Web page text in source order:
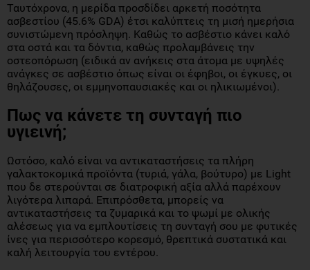
Ταυτόχρονα, η μερίδα προσδίδει αρκετή ποσότητα
ασβεστίου (45.6% GDA) έτσι καλύπτεις τη μισή ημερήσια
συνιστώμενη πρόσληψη. Καθώς το ασβέστιο κάνει καλό
στα οστά και τα δόντια, καθώς προλαμβάνεις την
οστεοπόρωση (ειδικά αν ανήκεις στα άτομα με υψηλές
ανάγκες σε ασβέστιο όπως είναι οι έφηβοι, οι έγκυες, οι
θηλάζουσες, οι εμμηνοπαυσιακές και οι ηλικιωμένοι).
Πως να κάνετε τη συνταγή πιο
υγιεινή;
Ωστόσο, καλό είναι να αντικαταστήσεις τα πλήρη
γαλακτοκομικά προϊόντα (τυριά, γάλα, βούτυρο) με Light
που δε στερούνται σε διατροφική αξία αλλά παρέχουν
λιγότερα λιπαρά. Επιπρόσθετα, μπορείς να
αντικαταστήσεις τα ζυμαρικά και το ψωμί με ολικής
αλέσεως για να εμπλουτίσεις τη συνταγή σου με φυτικές
ίνες για περισσότερο κορεσμό, θρεπτικά συστατικά και
καλή λειτουργία του εντέρου.